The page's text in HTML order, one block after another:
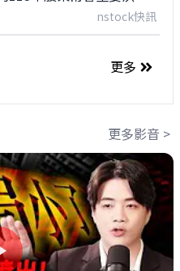
nstock快訊
更多
更多影音 >